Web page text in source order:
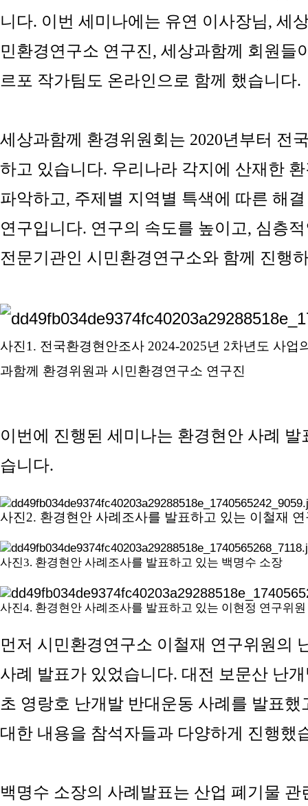
니다. 이번 세미나에는 유연 이사장님, 세
민환경연구소 연구진, 세상과함께 회원들
르포 작가팀도 온라인으로 함께 했습니다.
세상과함께 환경위원회는 2020년부터 전
하고 있습니다. 우리나라 각지에 산재한
파악하고, 주제별 지역별 특색에 따른 해
연구입니다. 연구의 속도를 높이고, 심층
전문기관인 시민환경연구소와 함께 진행
사진1. 전국환경현안조사 2024-2025년 2차년도 사업
과함께 환경위원과 시민환경연구소 연구진
이번에 진행된 세미나는 환경현안 사례
습니다.
사진2. 환경현안 사례조사를 발표하고 있는 이철재
사진3. 환경현안 사례조사를 발표하고 있는 백명수 소장
사진4. 환경현안 사례조사를 발표하고 있는 이현정 연구위원
먼저 시민환경연구소 이철재 연구위원의
사례 발표가 있었습니다. 대전 보문산 난
초 영랑호 난개발 반대운동 사례를 발표했
대한 내용을 참석자들과 다양하게 진행했
백명수 소장의 사례발표는 산업 폐기물